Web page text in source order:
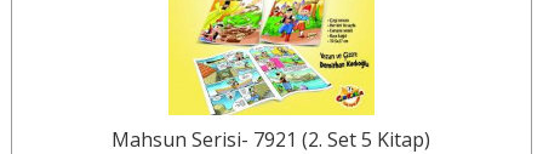
Mahsun Serisi- 7921 (2. Set 5 Kitap)